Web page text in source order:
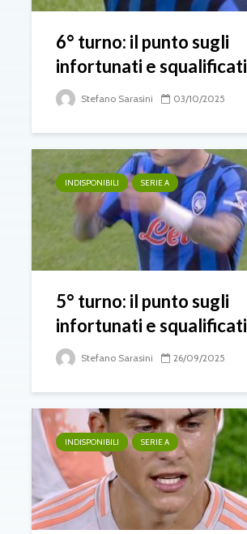
6° turno: il punto sugli
infortunati e squalificati
Stefano Sarasini 03/10/2025
INDISPONIBILI SERIE A
5° turno: il punto sugli
infortunati e squalificati
Stefano Sarasini 26/09/2025
INDISPONIBILI SERIE A